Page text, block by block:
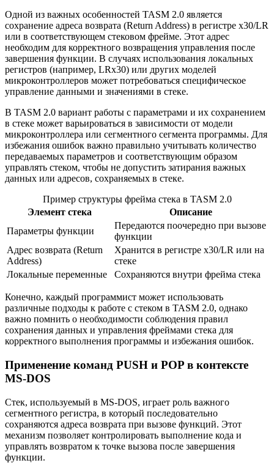
Одной из важных особенностей TASM 2.0 является
сохранение адреса возврата (Return Address) в регистре x30/LR
или в соответствующем стековом фрейме. Этот адрес
необходим для корректного возвращения управления после
завершения функции. В случаях использования локальных
регистров (например, LRx30) или других моделей
микроконтроллеров может потребоваться специфическое
управление данными и значениями в стеке.
В TASM 2.0 вариант работы с параметрами и их сохранением
в стеке может варьироваться в зависимости от модели
микроконтроллера или сегментного сегмента программы. Для
избежания ошибок важно правильно учитывать количество
передаваемых параметров и соответствующим образом
управлять стеком, чтобы не допустить затирания важных
данных или адресов, сохраняемых в стеке.
Пример структуры фрейма стека в TASM 2.0
Элемент стека
Описание
Параметры функции
Передаются поочередно при вызове
функции
Адрес возврата (Return
Address)
Хранится в регистре x30/LR или на
стеке
Локальные переменные
Сохраняются внутри фрейма стека
Конечно, каждый программист может использовать
различные подходы к работе с стеком в TASM 2.0, однако
важно помнить о необходимости соблюдения правил
сохранения данных и управления фреймами стека для
корректного выполнения программы и избежания ошибок.
Применение команд PUSH и POP в контексте
MS-DOS
Стек, используемый в MS-DOS, играет роль важного
сегментного регистра, в который последовательно
сохраняются адреса возврата при вызове функций. Этот
механизм позволяет контролировать выполнение кода и
управлять возвратом к точке вызова после завершения
функции.